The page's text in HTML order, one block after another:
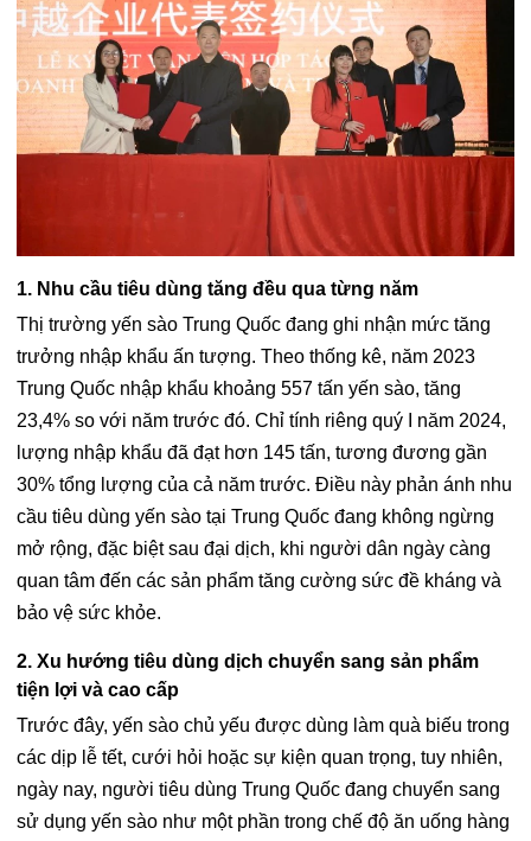
1. Nhu cầu tiêu dùng tăng đều qua từng năm
Thị trường yến sào Trung Quốc đang ghi nhận mức tăng
trưởng nhập khẩu ấn tượng. Theo thống kê, năm 2023
Trung Quốc nhập khẩu khoảng 557 tấn yến sào, tăng
23,4% so với năm trước đó. Chỉ tính riêng quý I năm 2024,
lượng nhập khẩu đã đạt hơn 145 tấn, tương đương gần
30% tổng lượng của cả năm trước. Điều này phản ánh nhu
cầu tiêu dùng yến sào tại Trung Quốc đang không ngừng
mở rộng, đặc biệt sau đại dịch, khi người dân ngày càng
quan tâm đến các sản phẩm tăng cường sức đề kháng và
bảo vệ sức khỏe.
2. Xu hướng tiêu dùng dịch chuyển sang sản phẩm
tiện lợi và cao cấp
Trước đây, yến sào chủ yếu được dùng làm quà biếu trong
các dịp lễ tết, cưới hỏi hoặc sự kiện quan trọng, tuy nhiên,
ngày nay, người tiêu dùng Trung Quốc đang chuyển sang
sử dụng yến sào như một phần trong chế độ ăn uống hàng